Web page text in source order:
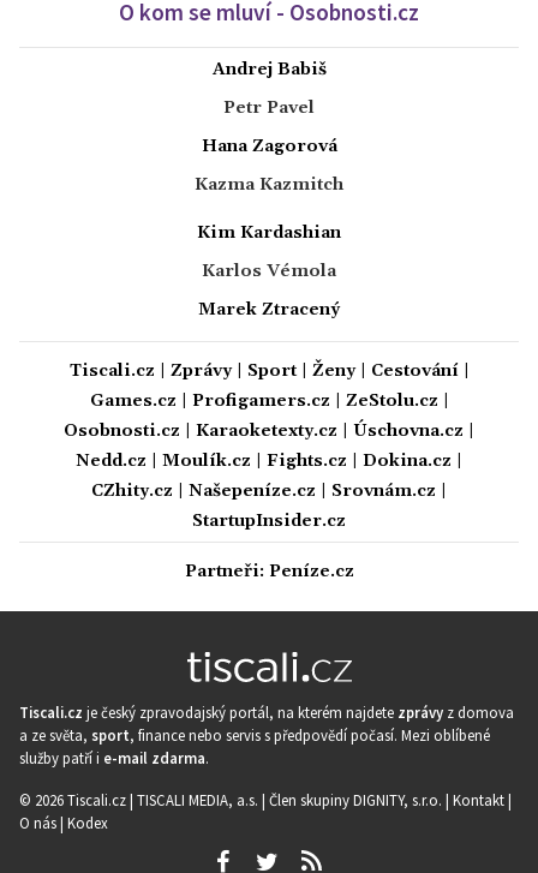
O kom se mluví - Osobnosti.cz
Andrej Babiš
Petr Pavel
Hana Zagorová
Kazma Kazmitch
Kim Kardashian
Karlos Vémola
Marek Ztracený
Tiscali.cz Zprávy| Sport| Ženy| Cestování|
Games.cz
Profigamers.cz ZeStolu.cz
Osobnosti.cz
Karaoketexty.cz Úschovna.cz
Nedd.cz
Moulík.cz Fights.cz Dokina.cz
CZhity.cz
Našepeníze.cz Srovnám.cz
StartupInsider.cz
Partneři: Peníze.cz
Tiscali.cz je český zpravodajský portál, na kterém najdete zprávy z domova
a ze světa, sport, finance nebo servis s předpovědí počasí. Mezi oblíbené
služby patří i e-mail zdarma.
© 2026 Tiscali.cz | TISCALI MEDIA, a.s. | Člen skupiny DIGNITY, s.r.o. | Kontakt|
O nás| Kodex